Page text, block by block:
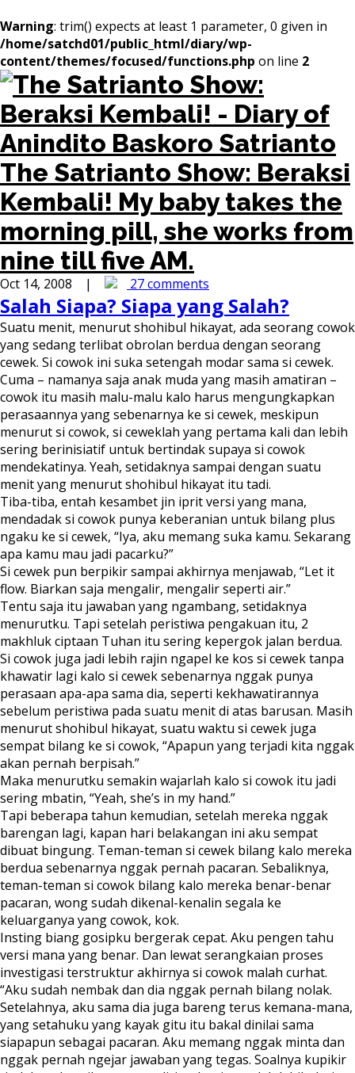
Warning: trim() expects at least 1 parameter, 0 given in
/home/satchd01/public_html/diary/wp-
content/themes/focused/functions.php on line 2
The Satrianto Show: Beraksi
Kembali! My baby takes the
morning pill, she works from
nine till five AM.
Oct 14, 2008 | 27 comments
Salah Siapa? Siapa yang Salah?
Suatu menit, menurut shohibul hikayat, ada seorang cowok
yang sedang terlibat obrolan berdua dengan seorang
cewek. Si cowok ini suka setengah modar sama si cewek.
Cuma – namanya saja anak muda yang masih amatiran –
cowok itu masih malu-malu kalo harus mengungkapkan
perasaannya yang sebenarnya ke si cewek, meskipun
menurut si cowok, si ceweklah yang pertama kali dan lebih
sering berinisiatif untuk bertindak supaya si cowok
mendekatinya. Yeah, setidaknya sampai dengan suatu
menit yang menurut shohibul hikayat itu tadi.
Tiba-tiba, entah kesambet jin iprit versi yang mana,
mendadak si cowok punya keberanian untuk bilang plus
ngaku ke si cewek, “Iya, aku memang suka kamu. Sekarang
apa kamu mau jadi pacarku?”
Si cewek pun berpikir sampai akhirnya menjawab, “Let it
flow. Biarkan saja mengalir, mengalir seperti air.”
Tentu saja itu jawaban yang ngambang, setidaknya
menurutku. Tapi setelah peristiwa pengakuan itu, 2
makhluk ciptaan Tuhan itu sering kepergok jalan berdua.
Si cowok juga jadi lebih rajin ngapel ke kos si cewek tanpa
khawatir lagi kalo si cewek sebenarnya nggak punya
perasaan apa-apa sama dia, seperti kekhawatirannya
sebelum peristiwa pada suatu menit di atas barusan. Masih
menurut shohibul hikayat, suatu waktu si cewek juga
sempat bilang ke si cowok, “Apapun yang terjadi kita nggak
akan pernah berpisah.”
Maka menurutku semakin wajarlah kalo si cowok itu jadi
sering mbatin, “Yeah, she’s in my hand.”
Tapi beberapa tahun kemudian, setelah mereka nggak
barengan lagi, kapan hari belakangan ini aku sempat
dibuat bingung. Teman-teman si cewek bilang kalo mereka
berdua sebenarnya nggak pernah pacaran. Sebaliknya,
teman-teman si cowok bilang kalo mereka benar-benar
pacaran, wong sudah dikenal-kenalin segala ke
keluarganya yang cowok, kok.
Insting biang gosipku bergerak cepat. Aku pengen tahu
versi mana yang benar. Dan lewat serangkaian proses
investigasi terstruktur akhirnya si cowok malah curhat.
“Aku sudah nembak dan dia nggak pernah bilang nolak.
Setelahnya, aku sama dia juga bareng terus kemana-mana,
yang setahuku yang kayak gitu itu bakal dinilai sama
siapapun sebagai pacaran. Aku memang nggak minta dan
nggak pernah ngejar jawaban yang tegas. Soalnya kupikir